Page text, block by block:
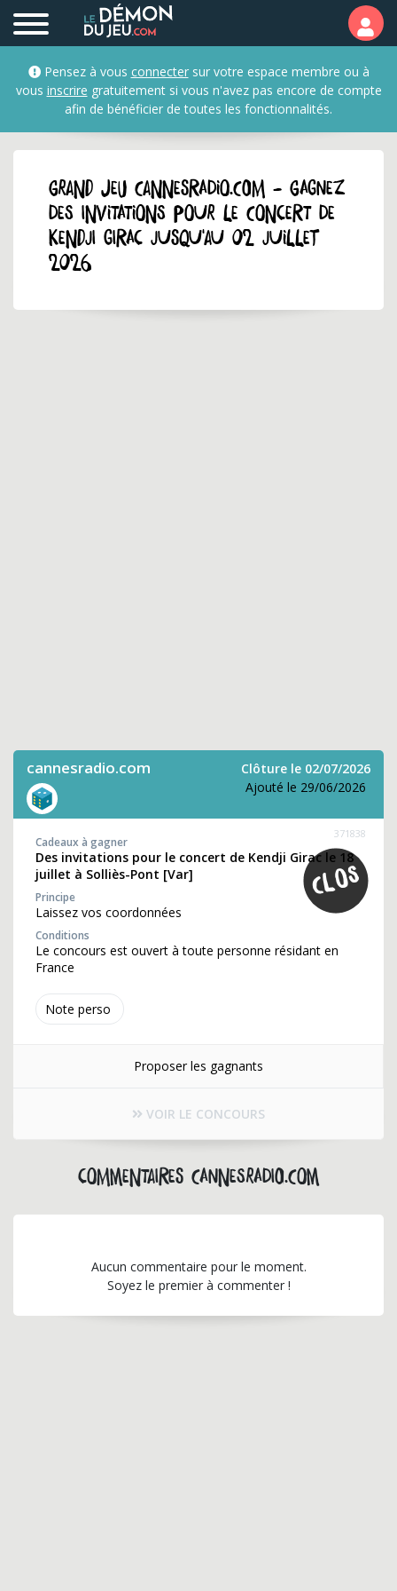
Pensez à vous connectersur votre espace membre ou à
vous inscrire gratuitement si vous n'avez pas encore de compte
afin de bénéficier de toutes les fonctionnalités.
GRAND JEU cannesradio.com - Gagnez
des invitations pour le concert de
Kendji Girac jusqu'au 02 juillet
2026
cannesradio.com
Clôture le 02/07/2026
Ajouté le 29/06/2026
Note perso
371838
Cadeaux à gagner
Des invitations pour le concert de Kendji Girac le 18
juillet à Solliès-Pont [Var]
Principe
Laissez vos coordonnées
Conditions
Le concours est ouvert à toute personne résidant en
France
Proposer les gagnants
VOIR LE CONCOURS
Commentaires cannesradio.com
Aucun commentaire pour le moment.
Soyez le premier à commenter !